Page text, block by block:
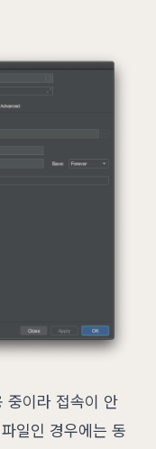
중이라 접속이 안
일인 경우에는 동